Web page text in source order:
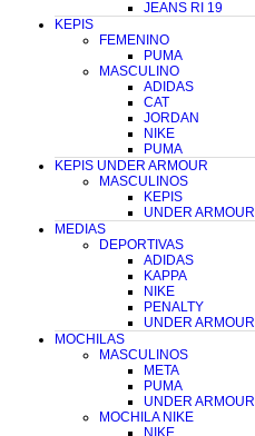
JEANS RI 19
KEPIS
FEMENINO
PUMA
MASCULINO
ADIDAS
CAT
JORDAN
NIKE
PUMA
KEPIS UNDER ARMOUR
MASCULINOS
KEPIS
UNDER ARMOUR
MEDIAS
DEPORTIVAS
ADIDAS
KAPPA
NIKE
PENALTY
UNDER ARMOUR
MOCHILAS
MASCULINOS
META
PUMA
UNDER ARMOUR
MOCHILA NIKE
NIKE